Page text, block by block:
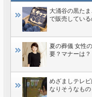
大涌谷の黒た
で販売している
夏の葬儀 女性
要？マナーは？
めざましテレ
なりそうなもの